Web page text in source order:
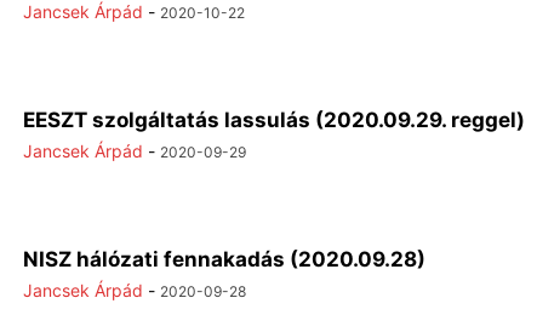
Jancsek Árpád - 2020-10-22
EESZT szolgáltatás lassulás (2020.09.29. reggel)
Jancsek Árpád - 2020-09-29
NISZ hálózati fennakadás (2020.09.28)
Jancsek Árpád - 2020-09-28